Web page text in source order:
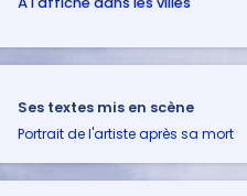
Ses textes mis en scène
Portrait de l'artiste après sa mort